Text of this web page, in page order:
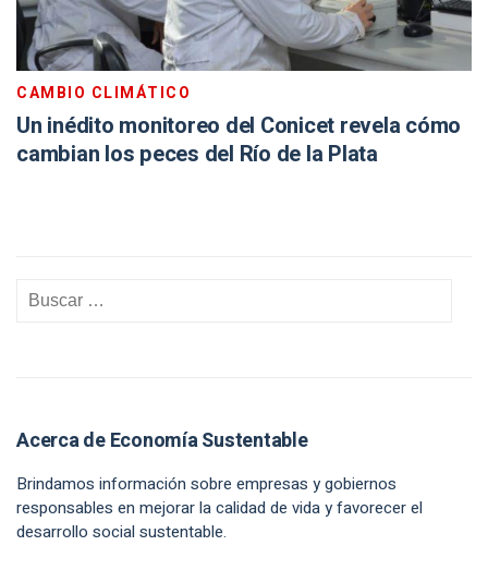
CAMBIO CLIMÁTICO
Un inédito monitoreo del Conicet revela cómo
cambian los peces del Río de la Plata
Acerca de Economía Sustentable
Brindamos información sobre empresas y gobiernos
responsables en mejorar la calidad de vida y favorecer el
desarrollo social sustentable.